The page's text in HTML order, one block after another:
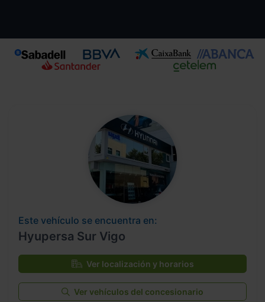
Este vehículo se encuentra en:
Hyupersa Sur Vigo
Ver localización y horarios
Ver vehículos del concesionario